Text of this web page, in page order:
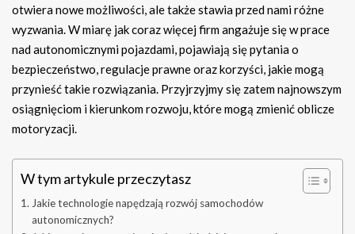
otwiera nowe możliwości, ale także stawia przed nami różne
wyzwania. W miarę jak coraz więcej firm angażuje się w prace
nad autonomicznymi pojazdami, pojawiają się pytania o
bezpieczeństwo, regulacje prawne oraz korzyści, jakie mogą
przynieść takie rozwiązania. Przyjrzyjmy się zatem najnowszym
osiągnięciom i kierunkom rozwoju, które mogą zmienić oblicze
motoryzacji.
W tym artykule przeczytasz
Jakie technologie napędzają rozwój samochodów
autonomicznych?